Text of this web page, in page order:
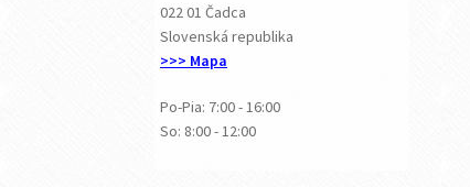
022 01 Čadca
Slovenská republika
>>> Mapa
Po-Pia: 7:00 - 16:00
So: 8:00 - 12:00